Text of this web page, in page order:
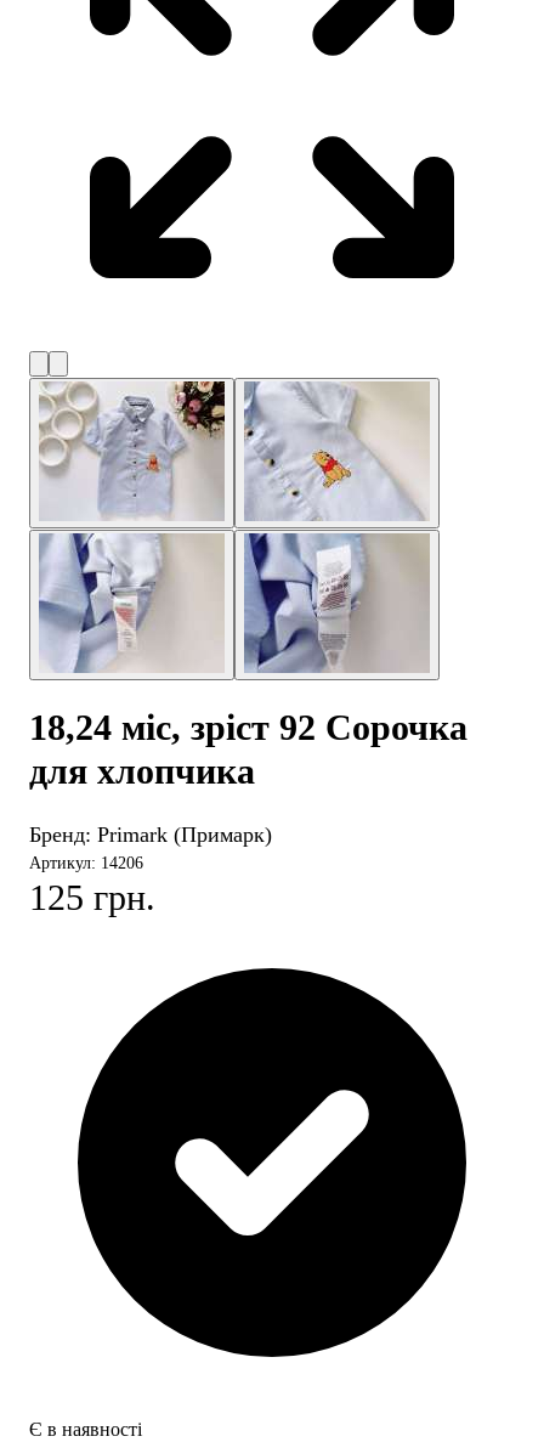
18,24 міс, зріст 92 Сорочка
для хлопчика
Бренд: Primark (Примарк)
Артикул: 14206
125 грн.
Є в наявності